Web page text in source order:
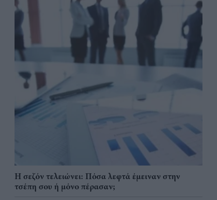
Η σεζόν τελειώνει: Πόσα λεφτά έμειναν στην
τσέπη σου ή μόνο πέρασαν;